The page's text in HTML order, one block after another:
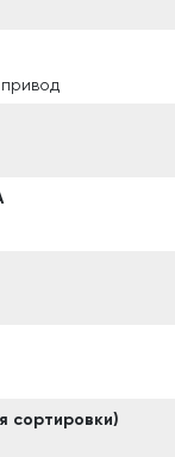
сортировки)